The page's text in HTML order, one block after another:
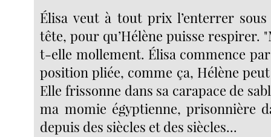
Élisa veut à tout prix l’enterrer sous
tête, pour qu’Hélène puisse respirer.
t-elle mollement. Élisa commence
position pliée, comme ça, Hélène
Elle frissonne dans sa carapace de
ma momie égyptienne, prisonnière
depuis des siècles et des siècles...